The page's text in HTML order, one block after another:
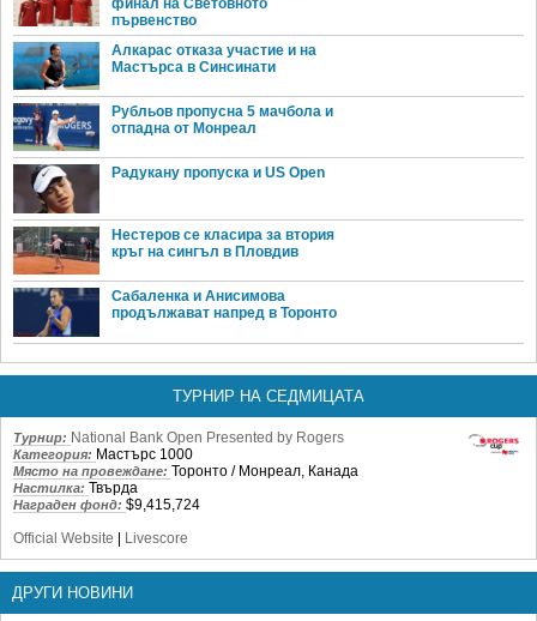
първенство
Алкарас отказа участие и на
Мастърса в Синсинати
Рубльов пропусна 5 мачбола и
отпадна от Монреал
Радукану пропуска и US Open
Нестеров се класира за втория
кръг на сингъл в Пловдив
Сабаленка и Анисимова
продължават напред в Торонто
ТУРНИР НА СЕДМИЦАТА
Турнир: National Bank Open Presented by Rogers
Категория: Мастърс 1000
Място на провеждане: Торонто / Монреал, Канада
Настилка: Твърда
Награден фонд: $9,415,724
Official Website | Livescore
ДРУГИ НОВИНИ